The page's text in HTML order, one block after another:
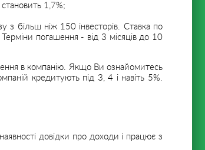
1,7%;
з більш ніж 150 інвесторів. Ставка по
погашення - від 3 місяців до 10
в компанію. Якщо Ви ознайомитесь
кредитують під 3, 4 і навіть 5%.
довідки про доходи і працює з